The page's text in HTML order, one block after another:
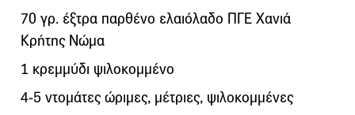
70 γρ. έξτρα παρθένο ελαιόλαδο ΠΓΕ Χανιά
Κρήτης Νώμα
1 κρεμμύδι ψιλοκομμένο
4-5 ντομάτες ώριμες, μέτριες, ψιλοκομμένες